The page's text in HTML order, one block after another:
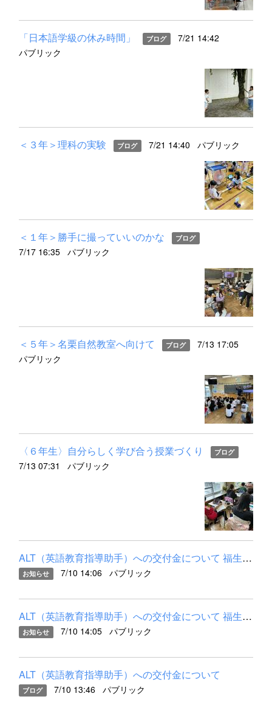
「日本語学級の休み時間」 ブログ
7/21 14:42
パブリック
＜３年＞理科の実験 ブログ 7/21 14:40 パブリック
＜１年＞勝手に撮っていいのかな ブログ
7/17 16:35 パブリック
＜５年＞名栗自然教室へ向けて ブログ
7/13 17:05
パブリック
〈６年生〉自分らしく学び合う授業づくり ブログ
7/13 07:31 パブリック
ALT（英語教育指導助手）への交付金について 福生市のALT（英語教...
お知らせ 7/10 14:06 パブリック
ALT（英語教育指導助手）への交付金について 福生市のALT（英語教...
お知らせ 7/10 14:05 パブリック
ALT（英語教育指導助手）への交付金について
ブログ 7/10 13:46 パブリック